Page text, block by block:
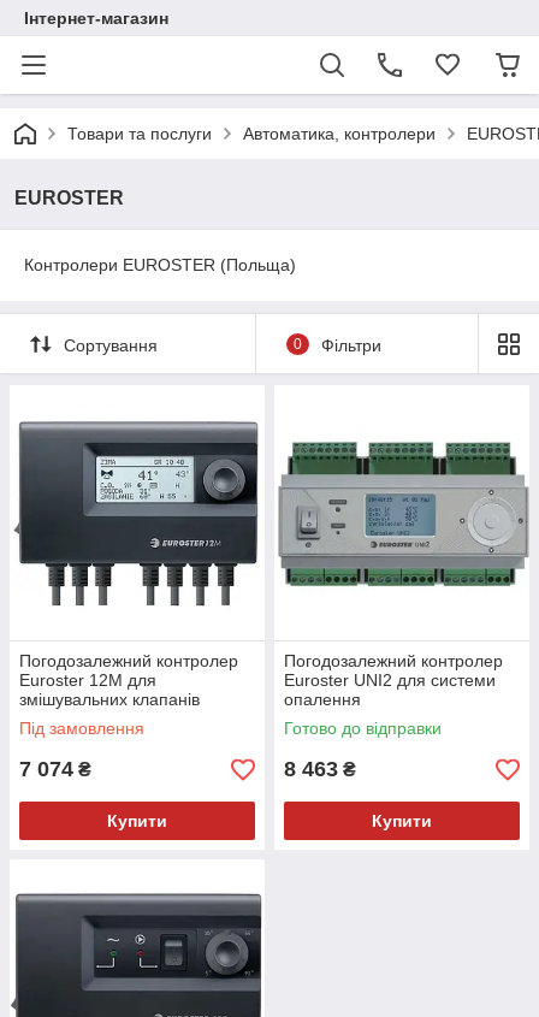
Інтернет-магазин
Товари та послуги Автоматика, контролери
EUROSTER
Контролери EUROSTER (Польща)
Сортування 0 Фільтри
Погодозалежний контролер
Euroster 12M для
змішувальних клапанів
Під замовлення
7 074 ₴
Купити
Погодозалежний контролер
Euroster UNI2 для системи
опалення
Готово до відправки
8 463 ₴
Купити